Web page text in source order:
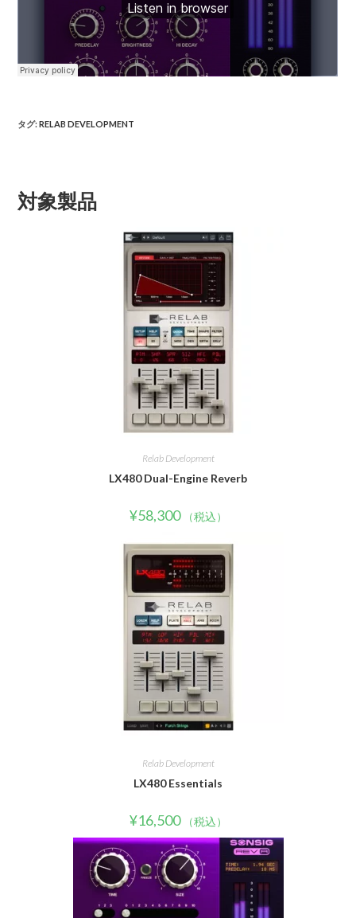
タグ:RELAB DEVELOPMENT
対象製品
Relab Development
LX480 Dual-Engine Reverb
¥58,300 （税込）
Relab Development
LX480 Essentials
¥16,500 （税込）